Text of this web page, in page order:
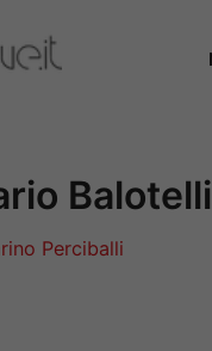
Perciballi